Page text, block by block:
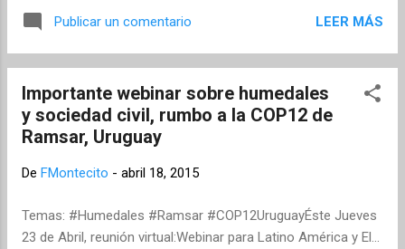
página web de la WWN - aquí .
Publicar un comentario LEER MÁS
Importante webinar sobre humedales
y sociedad civil, rumbo a la COP12 de
Ramsar, Uruguay
De FMontecito - abril 18, 2015
Temas: #Humedales #Ramsar #COP12UruguayÉste Jueves
23 de Abril, reunión virtual:Webinar para Latino América y El...